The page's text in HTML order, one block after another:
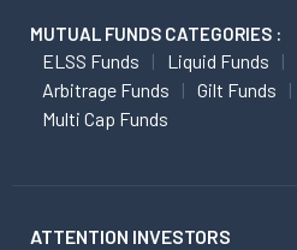
MUTUAL FUNDS CATEGORIES :
ELSS Funds Liquid Funds
Arbitrage Funds
Gilt Funds
Multi Cap Funds
ATTENTION INVESTORS